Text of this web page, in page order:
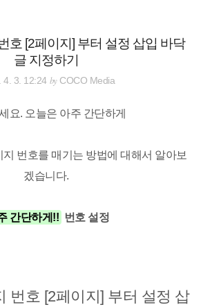
호 [2페이지] 부터 설정 삽입 바닥
글 지정하기
4. 3. 12:24 byCOCO Media
요. 오늘은 아주 간단하게
번호를 매기는 방법에 대해서 알아보
겠습니다.
간단하게!! 번호 설정
번호 [2페이지] 부터 설정 삽
글쓰기 관리홈